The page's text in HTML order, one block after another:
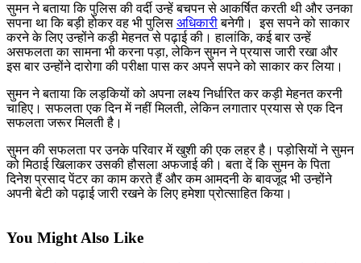
सुमन ने बताया कि पुलिस की वर्दी उन्हें बचपन से आकर्षित करती थी और उनका
सपना था कि बड़ी होकर वह भी पुलिस अधिकारीबनेगी। इस सपने को साकार
करने के लिए उन्होंने कड़ी मेहनत से पढ़ाई की। हालांकि, कई बार उन्हें
असफलता का सामना भी करना पड़ा, लेकिन सुमन ने प्रयास जारी रखा और
इस बार उन्होंने दारोगा की परीक्षा पास कर अपने सपने को साकार कर लिया।
सुमन ने बताया कि लड़कियों को अपना लक्ष्य निर्धारित कर कड़ी मेहनत करनी
चाहिए। सफलता एक दिन में नहीं मिलती, लेकिन लगातार प्रयास से एक दिन
सफलता जरूर मिलती है।
सुमन की सफलता पर उनके परिवार में खुशी की एक लहर है। पड़ोसियों ने सुमन
को मिठाई खिलाकर उसकी हौसला अफजाई की। बता दें कि सुमन के पिता
दिनेश प्रसाद पेंटर का काम करते हैं और कम आमदनी के बावजूद भी उन्होंने
अपनी बेटी को पढ़ाई जारी रखने के लिए हमेशा प्रोत्साहित किया।
You Might Also Like